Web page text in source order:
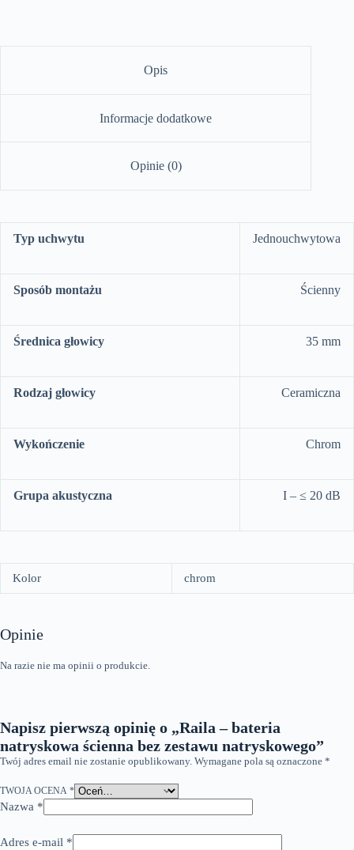
Opis
Informacje dodatkowe
Opinie (0)
Typ uchwytu Jednouchwytowa
Sposób montażu Ścienny
Średnica głowicy 35 mm
Rodzaj głowicy Ceramiczna
Wykończenie Chrom
Grupa akustyczna I – ≤ 20 dB
Kolor chrom
Opinie
Na razie nie ma opinii o produkcie.
Napisz pierwszą opinię o „Raila – bateria
natryskowa ścienna bez zestawu natryskowego”
Twój adres email nie zostanie opublikowany. Wymagane pola są oznaczone *
TWOJA OCENA *
Nazwa *
Adres e-mail *